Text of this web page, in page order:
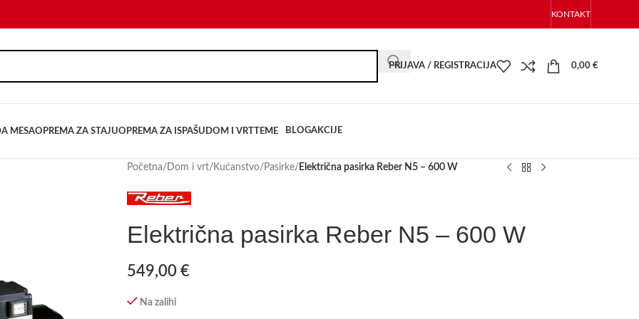
KONTAKT
PRIJAVA / REGISTRACIJA 0,00 €
MESAOPREMA ZA STAJUOPREMA ZA ISPAŠU DOM I VRTTEME BLOGAKCIJE
Početna/ Dom i vrt/ Kućanstvo/ Pasirke/ Električna pasirka Reber N5 – 600 W
Električna pasirka Reber N5 – 600 W
549,00 €
Na zalihi